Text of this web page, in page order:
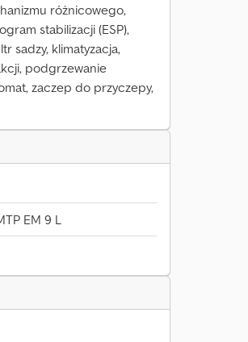
różnicowego,
stabilizacji (ESP),
sadzy, klimatyzacja,
podgrzewanie
zaczep do przyczepy,
EM 9 L